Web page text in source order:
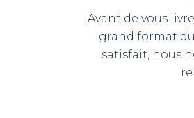
Avant de vous
grand format
satisfait, nous